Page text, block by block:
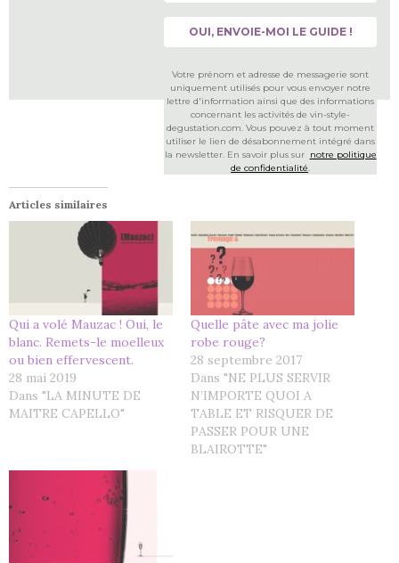
Votre prénom et adresse de messagerie sont
uniquement utilisés pour vous envoyer notre
lettre d'information ainsi que des informations
concernant les activités de vin-style-
degustation.com. Vous pouvez à tout moment
utiliser le lien de désabonnement intégré dans
la newsletter. En savoir plus sur notre politique
de confidentialité.
Articles similaires
Qui a volé Mauzac ! Oui, le
blanc. Remets-le moelleux
ou bien effervescent.
28 mai 2019
Dans "LA MINUTE DE
MAITRE CAPELLO"
Quelle pâte avec ma jolie
robe rouge?
28 septembre 2017
Dans "NE PLUS SERVIR
N’IMPORTE QUOI A
TABLE ET RISQUER DE
PASSER POUR UNE
BLAIROTTE"